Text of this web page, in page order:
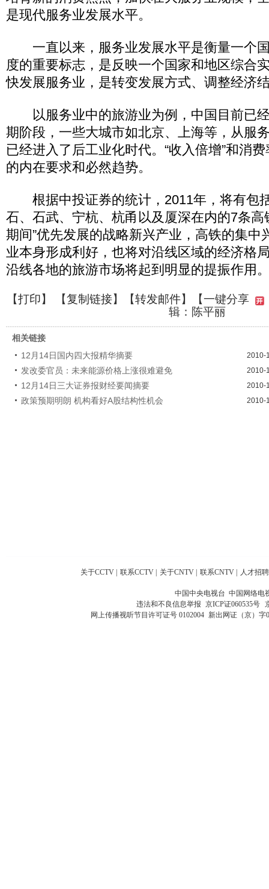
是现代服务业发展水平。
一直以来，服务业发展水平是衡量一个
度的重要标志，是反映一个国家和地区综合
快发展服务业，是转变发展方式、调整经济
以服务业中的旅游业为例，中国目前已
期阶段，一些大城市如北京、上海等，从服
已经进入了后工业化时代。“收入倍增”和消
的内在要求和必然趋势。
根据中投证券的统计，2011年，将有包
石、石武、宁杭、杭甬以及厦深在内的7条高
期间”优先发展的战略新兴产业，高铁的集中
业本身形成利好，也将对沿线区域的经济格
沿线各地的旅游市场将起到明显的提振作用
【打印】 【复制链接】【转发邮件】
【一键分享
辑：陈平丽
相关链接
12月14日国内四大报精华摘要
2010-
发改委官员：未来能源价格上涨很难避免 2010-
12月14日三大证券报财经要闻摘要 2010-
政策预期明朗 机构看好A股结构性机会 2010-
关于CCTV | 联系CCTV | 关于CNTV | 联系CNTV | 人才招聘
中国中央电视台 中国网络电
违法和不良信息举报 京ICP证060535号
网上传播视听节目许可证号 0102004 新出网证（京）